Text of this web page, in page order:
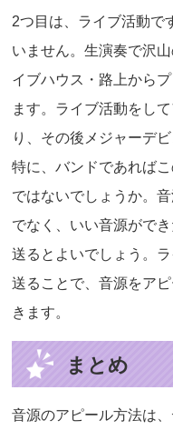
2つ目は、ライブ活動で
いません。生演奏で沢
イブハウス・路上から
ます。ライブ活動をし
り、その後メジャーデ
特に、バンドであれば
ではないでしょうか。
でなく、いい音源がで
送るとよいでしょう。
送ることで、音源をア
きます。
まとめ
音源のアピール方法は